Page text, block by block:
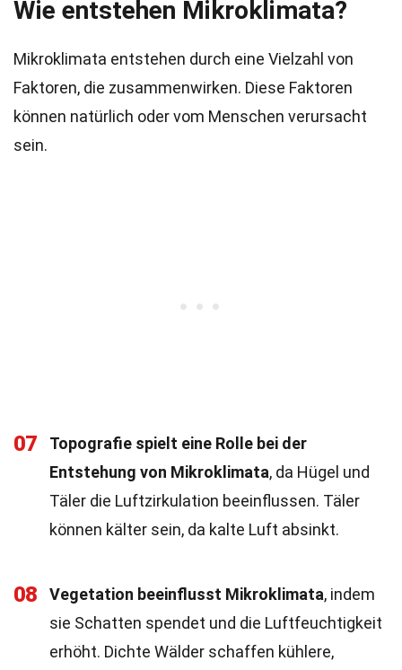
Wie entstehen Mikroklimata?
Mikroklimata entstehen durch eine Vielzahl von
Faktoren, die zusammenwirken. Diese Faktoren
können natürlich oder vom Menschen verursacht
sein.
07
Topografie spielt eine Rolle bei der
Entstehung von Mikroklimata, da Hügel und
Täler die Luftzirkulation beeinflussen. Täler
können kälter sein, da kalte Luft absinkt.
08 Vegetation beeinflusst Mikroklimata, indem
sie Schatten spendet und die Luftfeuchtigkeit
erhöht. Dichte Wälder schaffen kühlere,